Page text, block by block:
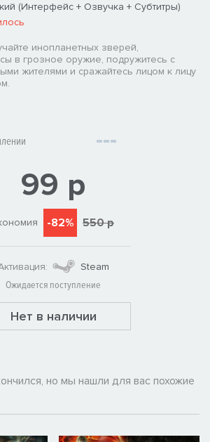
(Интерфейс + Озвучка + Субтитры)
инопланетных зверей,
в грозное оружие, подружитесь с
жителями и сражайтесь лицом к лицу
99 р
-82% 550 р
Steam
Ожидается поступление
Нет в наличии
но мы нашли для вас похожие